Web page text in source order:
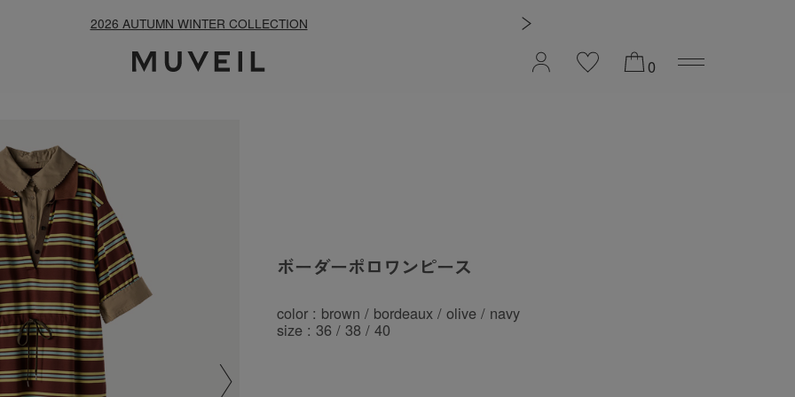
AUTUMN WINTER COLLECTION
0
ボーダーポロワンピース
color : brown / bordeaux / olive / navy
size : 36 / 38 / 40